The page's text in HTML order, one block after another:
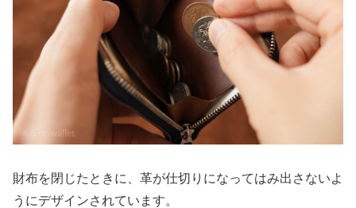
財布を閉じたときに、革が仕切りになってはみ出さないよ
うにデザインされています。